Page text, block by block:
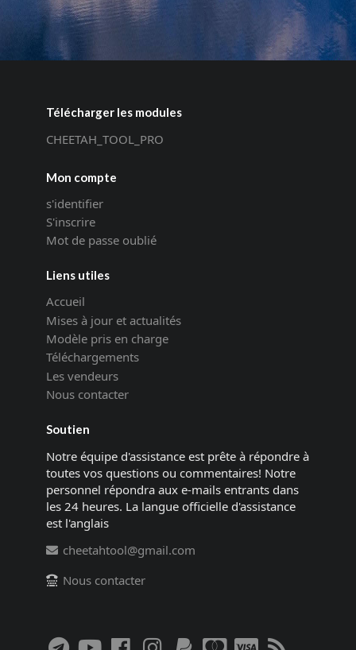
Télécharger les modules
CHEETAH_TOOL_PRO
Mon compte
s'identifier
S'inscrire
Mot de passe oublié
Liens utiles
Accueil
Mises à jour et actualités
Modèle pris en charge
Téléchargements
Les vendeurs
Nous contacter
Soutien
Notre équipe d'assistance est prête à répondre à
toutes vos questions ou commentaires! Notre
personnel répondra aux e-mails entrants dans
les 24 heures. La langue officielle d'assistance
est l'anglais
cheetahtool@gmail.com
Nous contacter